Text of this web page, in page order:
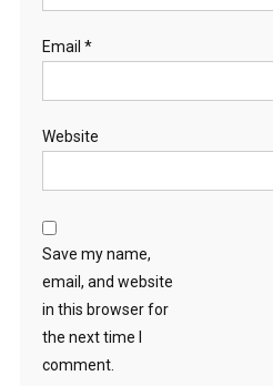
Email *
Website
Save my name,
email, and website
in this browser for
the next time I
comment.